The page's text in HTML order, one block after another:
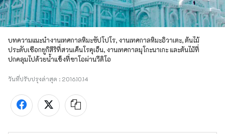
บทความแนะนำงานเทศกาลหิมะซัปโปโร, งานเทศกาลหิมะอิวาเตะ, ต้นไม้
ประดับเชือกยูกิสึริที่สวนเค็นโรคุเอ็น, งานเทศกาลมุโกะนาเกะ และต้นไม้ที่
ปกคลุมไปด้วยน้ำแข็งที่ซาโอผ่านวีดิโอ
วันที่ปรับปรุงล่าสุด : 2016.10.14